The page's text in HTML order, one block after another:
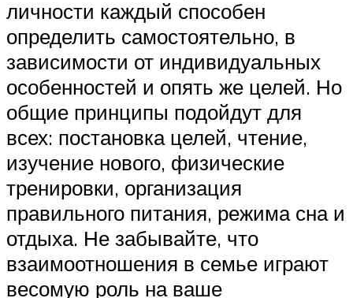
личности каждый способен
определить самостоятельно, в
зависимости от индивидуальных
особенностей и опять же целей. Но
общие принципы подойдут для
всех: постановка целей, чтение,
изучение нового, физические
тренировки, организация
правильного питания, режима сна и
отдыха. Не забывайте, что
взаимоотношения в семье играют
весомую роль на ваше